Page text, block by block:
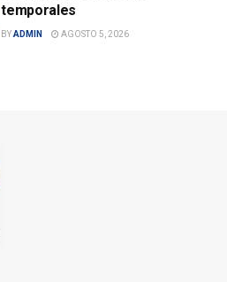
temporales
BYADMIN AGOSTO 5, 2026